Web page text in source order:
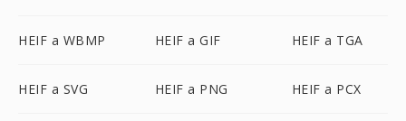
HEIF a WBMP HEIF a GIF HEIF a TGA
HEIF a SVG HEIF a PNG HEIF a PCX